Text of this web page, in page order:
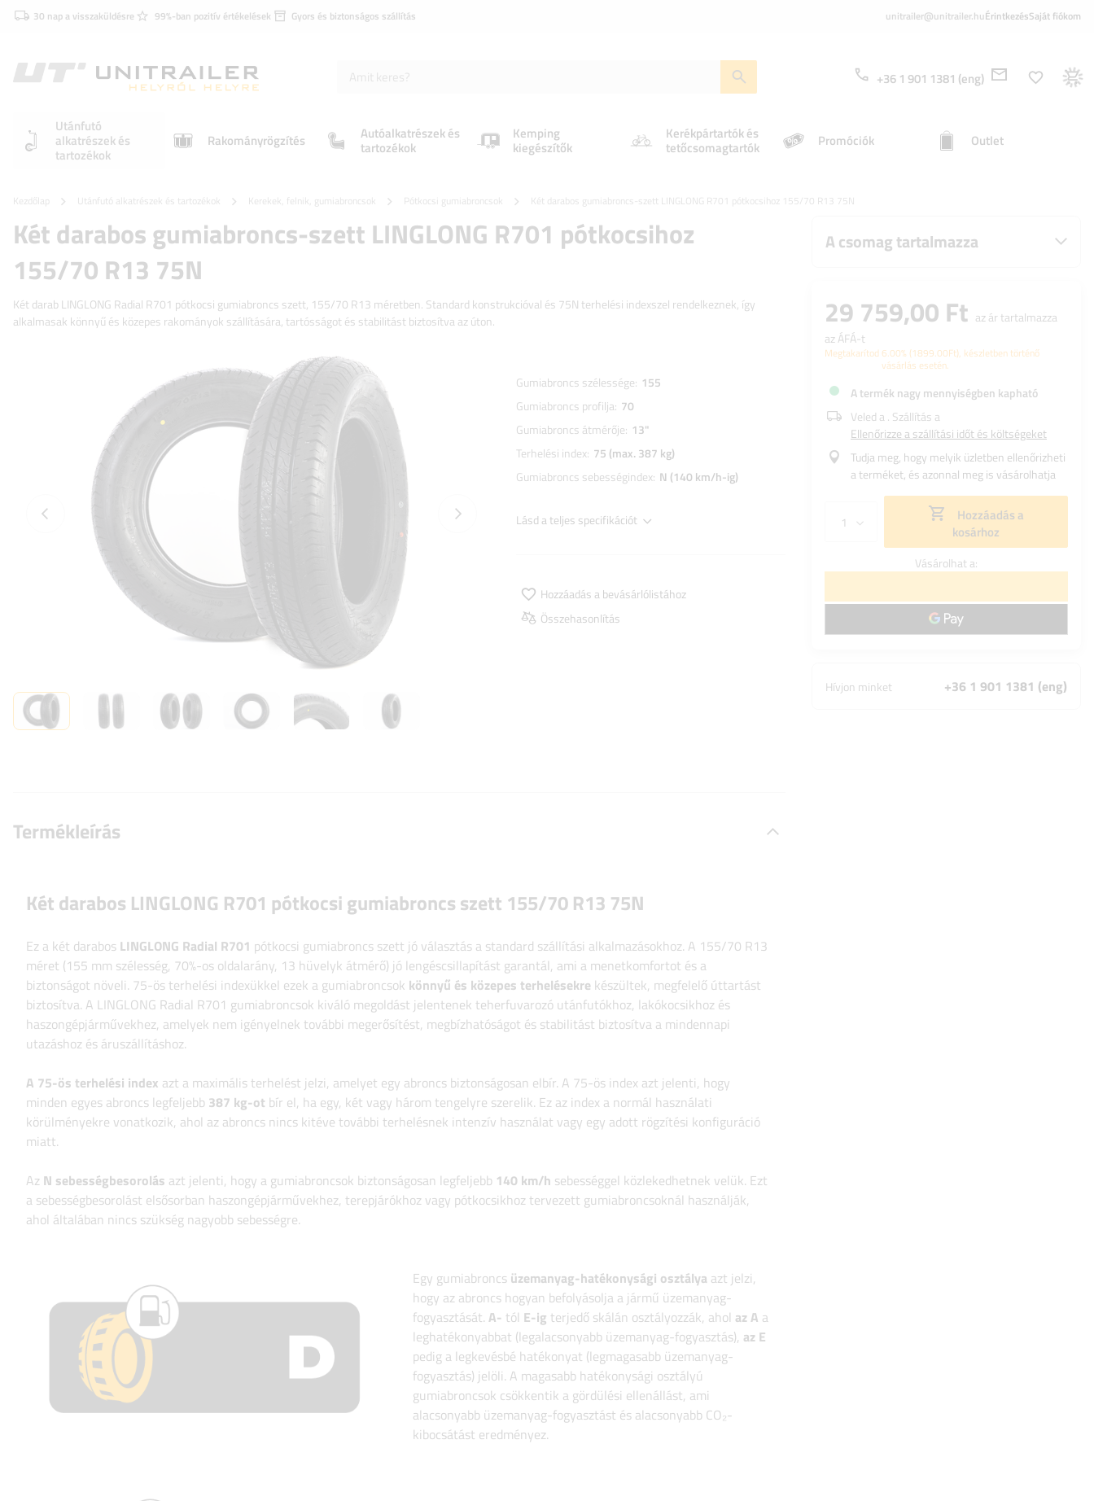
30 nap a visszaküldésre 99%-ban pozitív értékelések Gyors és biztonságos szállítás unitrailer@unitrailer.huÉrintkezésSaját fiókom
+36 1 901 1381 (eng)
Utánfutó
alkatrészek és
tartozékok
Rakományrögzítés Autóalkatrészek és
tartozékok
Kemping
kiegészítők
Kerékpártartók és
tetőcsomagtartók Promóciók Outlet
Kezdőlap Utánfutó alkatrészek és tartozékok Kerekek, felnik, gumiabroncsok Pótkocsi gumiabroncsok Két darabos gumiabroncs-szett LINGLONG R701 pótkocsihoz 155/70 R13 75N
Két darabos gumiabroncs-szett LINGLONG R701 pótkocsihoz
155/70 R13 75N
Két darab LINGLONG Radial R701 pótkocsi gumiabroncs szett, 155/70 R13 méretben. Standard konstrukcióval és 75N terhelési indexszel rendelkeznek, így
alkalmasak könnyű és közepes rakományok szállítására, tartósságot és stabilitást biztosítva az úton.
Előző fotó Következő fotó
Gumiabroncs szélessége 155
Gumiabroncs profilja 70
Gumiabroncs átmérője 13"
Terhelési index 75 (max. 387 kg)
Gumiabroncs sebességindex N (140 km/h-ig)
Lásd a teljes specifikációt
Hozzáadás a bevásárlólistához
Összehasonlítás
A csomag tartalmazza
29 759,00 Ft az ár tartalmazza
az ÁFÁ-t
Megtakarítod 6.00% (1899.00Ft), készletben történő
vásárlás esetén.
A termék nagy mennyiségben kapható
Veled a. Szállítás a
Ellenőrizze a szállítási időt és költségeket
Tudja meg, hogy melyik üzletben ellenőrizheti
a terméket, és azonnal meg is vásárolhatja
kosárhoz
Vásárolhat a:
Hívjon minket +36 1 901 1381 (eng)
Termékleírás
Két darabos LINGLONG R701 pótkocsi gumiabroncs szett 155/70 R13 75N
Ez a két darabos LINGLONG Radial R701 pótkocsi gumiabroncs szett jó választás a standard szállítási alkalmazásokhoz. A 155/70 R13
méret (155 mm szélesség, 70%-os oldalarány, 13 hüvelyk átmérő) jó lengéscsillapítást garantál, ami a menetkomfortot és a
biztonságot növeli. 75-ös terhelési indexükkel ezek a gumiabroncsok könnyű és közepes terhelésekre készültek, megfelelő úttartást
biztosítva. A LINGLONG Radial R701 gumiabroncsok kiváló megoldást jelentenek teherfuvarozó utánfutókhoz, lakókocsikhoz és
haszongépjárművekhez, amelyek nem igényelnek további megerősítést, megbízhatóságot és stabilitást biztosítva a mindennapi
utazáshoz és áruszállításhoz.
A 75-ös terhelési index azt a maximális terhelést jelzi, amelyet egy abroncs biztonságosan elbír. A 75-ös index azt jelenti, hogy
minden egyes abroncs legfeljebb 387 kg-ot bír el, ha egy, két vagy három tengelyre szerelik. Ez az index a normál használati
körülményekre vonatkozik, ahol az abroncs nincs kitéve további terhelésnek intenzív használat vagy egy adott rögzítési konfiguráció
miatt.
Az N sebességbesorolás azt jelenti, hogy a gumiabroncsok biztonságosan legfeljebb 140 km/h sebességgel közlekedhetnek velük. Ezt
a sebességbesorolást elsősorban haszongépjárművekhez, terepjárókhoz vagy pótkocsikhoz tervezett gumiabroncsoknál használják,
ahol általában nincs szükség nagyobb sebességre.
Egy gumiabroncs üzemanyag-hatékonysági osztályaazt jelzi,
hogy az abroncs hogyan befolyásolja a jármű üzemanyag-
fogyasztását. A- tól E-ig terjedő skálán osztályozzák, ahol az A a
leghatékonyabbat (legalacsonyabb üzemanyag-fogyasztás), az E
pedig a legkevésbé hatékonyat (legmagasabb üzemanyag-
fogyasztás) jelöli. A magasabb hatékonysági osztályú
gumiabroncsok csökkentik a gördülési ellenállást, ami
alacsonyabb üzemanyag-fogyasztást és alacsonyabb CO₂-
kibocsátást eredményez.